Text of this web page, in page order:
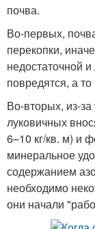
почва.
Во-первых,
перекопки,
недостаточной
повредятся, а то
Во-вторых, из-
луковичных
6–10 кг/кв. м) и
минеральное
содержанием
необходимо
они начали